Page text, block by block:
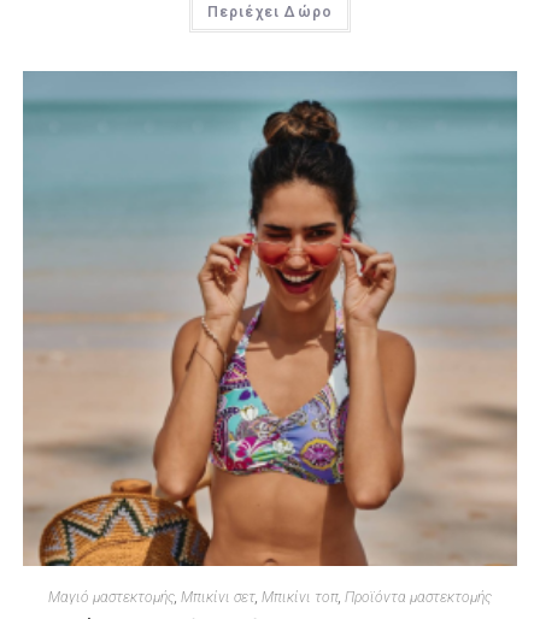
Περιέχει Δώρο
Μαγιό μαστεκτομής, Μπικίνι σετ, Μπικίνι τοπ, Προϊόντα μαστεκτομής